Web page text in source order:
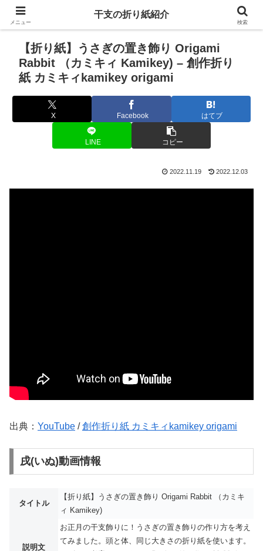
【折り紙】うさぎの置き飾り Origami
Rabbit （カミキィ Kamikey) – 創作折り
紙 カミキィkamikey origami
X Facebook はてブ
LINE コピー
2022.11.19 2022.12.03
出典： YouTube /創作折り紙 カミキィkamikey origami
戌(いぬ)動画情報
タイトル
【折り紙】うさぎの置き飾り Origami Rabbit （カミキ
ィ Kamikey)
説明文
お正月の干支飾りに！うさぎの置き飾りの作り方を考え
てみました。頭と体、同じ大きさの折り紙を使います。
メニュー
干支の折り紙紹介
検索